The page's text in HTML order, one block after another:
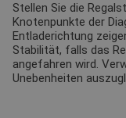
Stellen Sie die
Knotenpunkte der
Entladerichtung
Stabilität, falls das
angefahren wird.
Unebenheiten